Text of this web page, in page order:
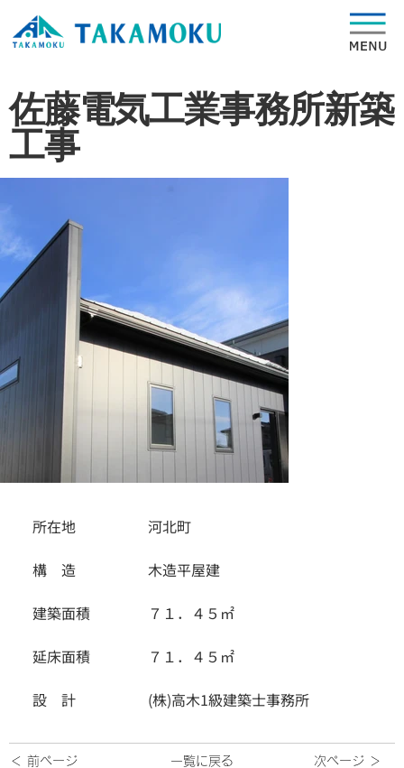
佐藤電気工業事務所新築
工事
所在地　　　　　河北町
構　造　　　　　木造平屋建
建築面積　　　　７１．４５㎡
延床面積　　　　７１．４５㎡
設　計　　　　　(株)高木1級建築士事務所
＜ 前ページ 一覧に戻る 次ページ ＞